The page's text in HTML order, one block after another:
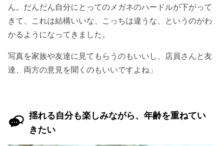
ん。だんだん自分にとってのメガネのハードルが下がって
きて、これは結構いいな、こっちは違うな、というのがわ
かるようになってきました。
写真を家族や友達に見てもらうのもいいし、店員さんと友
達、両方の意見を聞くのもいいですよね」
揺れる自分も楽しみながら、年齢を重ねてい
きたい